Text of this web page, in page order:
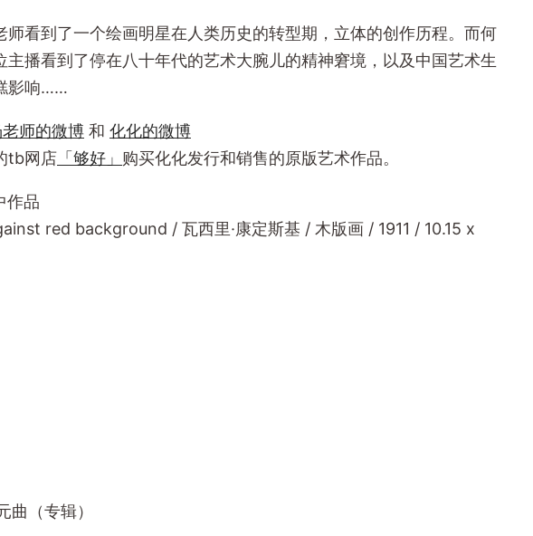
师看到了一个绘画明星在人类历史的转型期，立体的创作历程。而何
主播看到了停在八十年代的艺术大腕儿的精神窘境，以及中国艺术生
影响……
师的微博 和 化化的微博
tb网店 「够好」 购买化化发行和销售的原版艺术作品。
作品
red background / 瓦西里·康定斯基 / 木版画 / 1911 / 10.15 x
曲（专辑）